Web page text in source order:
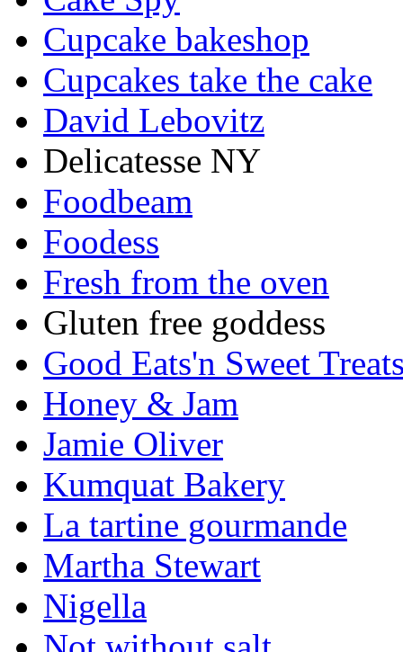
Cupcake bakeshop
Cupcakes take the cake
David Lebovitz
Delicatesse NY
Foodbeam
Foodess
Fresh from the oven
Gluten free goddess
Good Eats'n Sweet
Honey & Jam
Jamie Oliver
Kumquat Bakery
La tartine gourmande
Martha Stewart
Nigella